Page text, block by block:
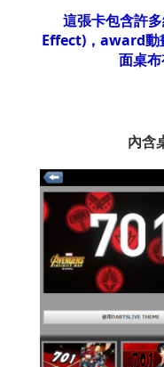
這張卡包含許
Effect)，award動
面桌
內含